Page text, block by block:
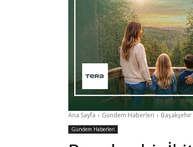
Ana Sayfa Gündem Haberleri Başakşehir
Gündem Haberleri